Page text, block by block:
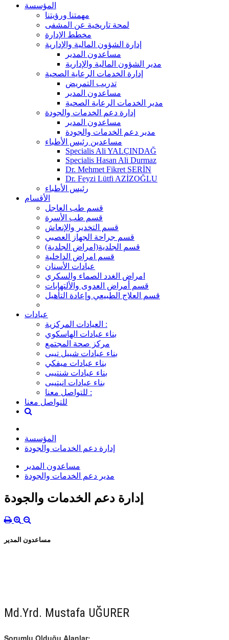
المؤسسة
مهمتنا ورؤيتنا
لمحة تاريخية عن المشفى
مخطط الإدارة
إدارة الشؤون المالية والإدارية
مساعدون المدير
مدير الشؤون المالية والإدارية
إدارة الخدمات الرعاية الصحية
تدريب التمريض
مساعدون المدير
مدير الخدمات الرعاية الصحية
إدارة دعم الخدمات والجودة
مساعدون المدير
مدير دعم الخدمات والجودة
مساعدين رئيس الأطباء
Specialis Ali YALÇINDAĞ
Specialis Hasan Ali Durmaz
Dr. Mehmet Fikret SERİN
Dr. Feyzi Lütfi AZİZOĞLU
رئيس الأطباء
الأقسام
قسم طب العاجل
قسم طب الأسرة
قسم التخدير والإنعاش
قسم جراحة الجهاز العصبي
قسم الجلدية(امراض الجلدية)
قسم امراض الداخلية
عيادات الأسنان
امراض الغدد الصماء والسكري
قسم أمراض العدوى والألتهابات
قسم العلاج الطبيعي وإعادة التأهيل
عيادات
العيادات المركزية :
بناء عيادات الهاسكوي
مركز صحة المجتمع
بناء عيادات شييل تيبى
بناء عيادات ميفكي
بناء عيادات شنتيبى
بناء عيادات انيتيبى
للتواصل معنا :
للتواصل معنا
المؤسسة
إدارة دعم الخدمات والجودة
مساعدون المدير
مدير دعم الخدمات والجودة
إدارة دعم الخدمات والجودة
مساعدون المدير
Md.Yrd. Mustafa UĞURER
Sorumlu Olduğu Alanlar: